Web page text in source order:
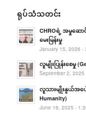
ရုပ်သံသတင်း
CHROရဲ့ အမှုဆ
မေးမြန်းမှု
January 15, 2026 -
လူမျိုးပြုန်းစေမှု
September 2, 2025
လူသားမျိုးနွယ်အပ
Humanity)
June 16, 2025 -